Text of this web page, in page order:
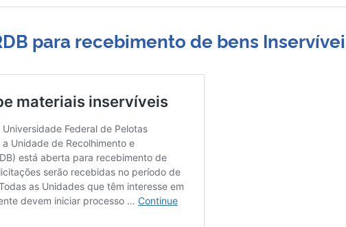
para recebimento de bens